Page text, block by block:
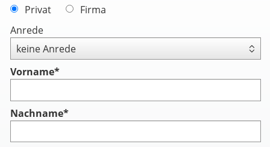
Privat
Firma
Anrede
Vorname*
Nachname*